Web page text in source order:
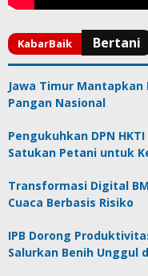
Jawa Timur
Pangan Nasional
Pengukuhkan DPN
Satukan Petani untuk
Transformasi Digital
Cuaca Berbasis Risiko
IPB Dorong
Salurkan Benih Unggul